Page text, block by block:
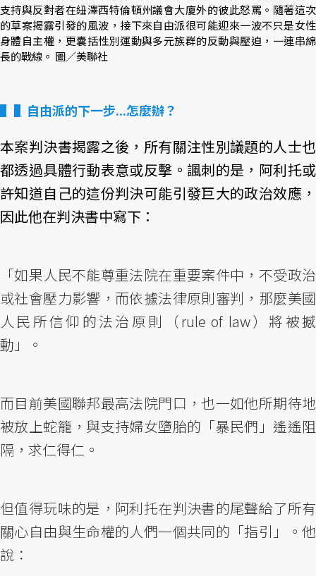
支持與反對者在紐澤西特倫頓州議會大廈外的彼此怒罵。隨著這次
的草案揭露引發的風波，接下來自由派很可能迎來一波不只是女性
身體自主權，更囊括性別運動與多元族群的反動與壓迫，一連串綿
長的戰線。 圖／美聯社
▌自由派的下一步...怎麼辦？
本案判決書揭露之後，所有關注性別議題的人士也
都透過具體行動表意或反擊。諷刺的是，阿利托或
許知道自己的這份判決可能引發巨大的政治效應，
因此他在判決書中寫下：
「如果人民不能尊重法院在重要案件中，不受政治
或社會壓力影響，而依據法律原則審判，那麼美國
人民所信仰的法治原則（rule of law）將被撼
動」。
而目前美國聯邦最高法院門口，也一如他所期待地
被放上蛇籠，與支持婦女墮胎的「暴民們」遙遙阻
隔，求仁得仁。
但值得玩味的是，阿利托在判決書的尾聲給了所有
關心自由與生命權的人們一個共同的「指引」。他
說：